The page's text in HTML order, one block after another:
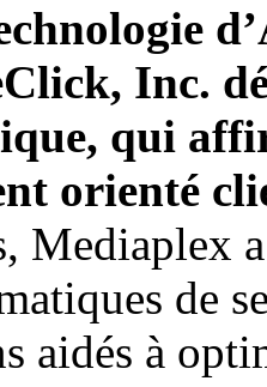
Inc.
qui
orienté
Mediaplex
de
aidés à